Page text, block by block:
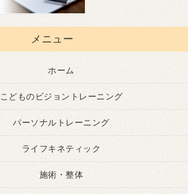
メニュー
ホーム
こどものビジョントレーニング
パーソナルトレーニング
ライフキネティック
施術・整体